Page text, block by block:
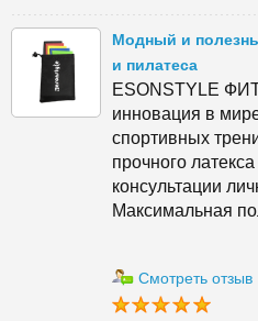
Модный и
и пилатеса
ESONSTYLE
инновация в
спортивных
прочного
консультации
Максимальная
Смотреть отзыв